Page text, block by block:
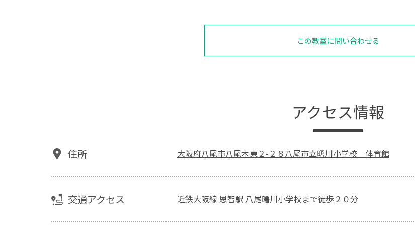
この教室に問い合わせる
アクセス情報
住所 大阪府八尾市八尾木東２-２８八尾市立曙川小学校 体育館
交通アクセス 近鉄大阪線 恩智駅 八尾曙川小学校まで徒歩２０分